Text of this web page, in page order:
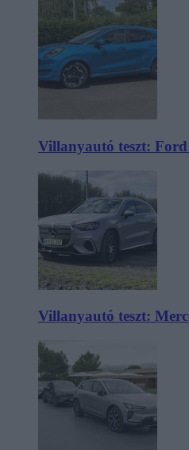
Villanyautó teszt:
Villanyautó teszt: